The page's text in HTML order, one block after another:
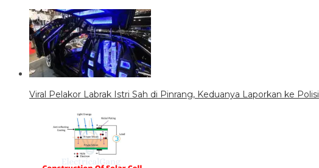
Viral Pelakor Labrak Istri Sah di Pinrang, Keduanya Laporkan ke Polisi